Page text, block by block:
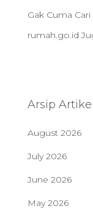
Gak Cuma
rumah.go.id
Arsip Artikel
August 2026
July 2026
June 2026
May 2026